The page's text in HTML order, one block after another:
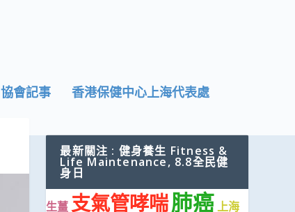
協會記事 香港保健中心上海代表處
最新關注 : 健身養生 Fitness &
Life Maintenance, 8.8全民健
身日
生薑支氣管哮喘肺癌上海